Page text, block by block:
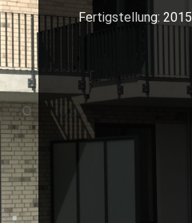
Fertigstellung: 2015